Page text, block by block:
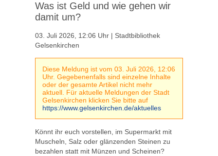
Was ist Geld und wie gehen wir
damit um?
03. Juli 2026, 12:06 Uhr | Stadtbibliothek
Gelsenkirchen
Diese Meldung ist vom 03. Juli 2026, 12:06
Uhr. Gegebenenfalls sind einzelne Inhalte
oder der gesamte Artikel nicht mehr
aktuell. Für aktuelle Meldungen der Stadt
Gelsenkirchen klicken Sie bitte auf
https://www.gelsenkirchen.de/aktuelles
Könnt ihr euch vorstellen, im Supermarkt mit
Muscheln, Salz oder glänzenden Steinen zu
bezahlen statt mit Münzen und Scheinen?